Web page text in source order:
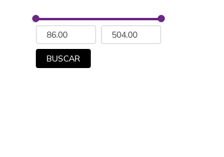
BUSCAR